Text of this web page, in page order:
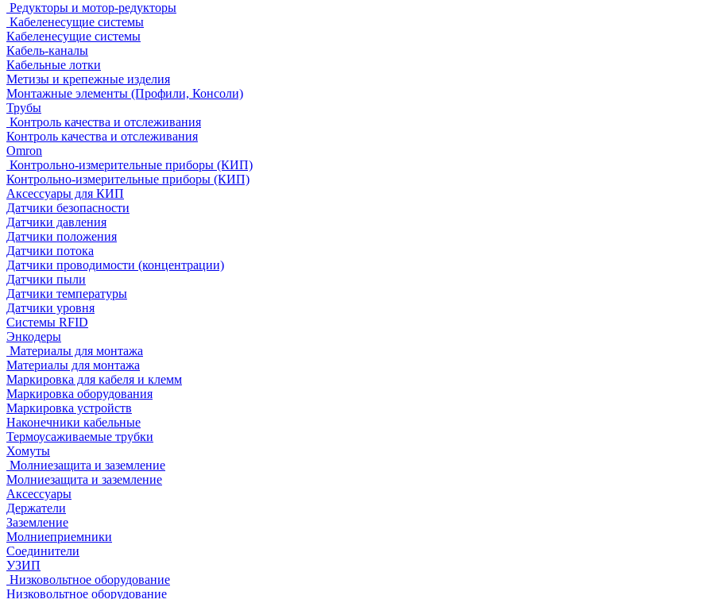
Редукторы и мотор-редукторы
Кабеленесущие системы
Кабеленесущие системы
Кабель-каналы
Кабельные лотки
Метизы и крепежные изделия
Монтажные элементы (Профили, Консоли)
Трубы
Контроль качества и отслеживания
Контроль качества и отслеживания
Omron
Контрольно-измерительные приборы (КИП)
Контрольно-измерительные приборы (КИП)
Аксессуары для КИП
Датчики безопасности
Датчики давления
Датчики положения
Датчики потока
Датчики проводимости (концентрации)
Датчики пыли
Датчики температуры
Датчики уровня
Системы RFID
Энкодеры
Материалы для монтажа
Материалы для монтажа
Маркировка для кабеля и клемм
Маркировка оборудования
Маркировка устройств
Наконечники кабельные
Термоусаживаемые трубки
Хомуты
Молниезащита и заземление
Молниезащита и заземление
Аксессуары
Держатели
Заземление
Молниеприемники
Соединители
УЗИП
Низковольтное оборудование
Низковольтное оборудование